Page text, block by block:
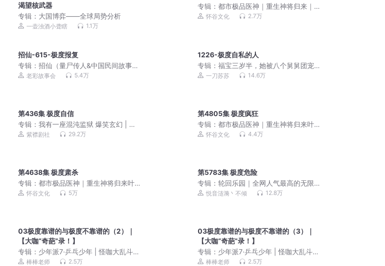
渴望核武器
专辑： 大国博弈——全球局势分析
一壶浊酒小聋瞎 1.1万
专辑：都市极品医神｜重生神将归来｜
叶辰夏若雪｜VIP免费
怀谷文化 2.7万
招仙-615-极度报复
专辑：招仙（量尸传人&中国民间故事&
鬼故事）老彩力作
老彩故事会 5.4万
1226-极度自私的人
专辑：福宝三岁半，她被八个舅舅团宠
了 | 爆笑都市悬疑风水文丨粟宝 | 一刀苏
一刀苏苏 14.6万
第436集 极度自信
专辑：我有一座混沌监狱 爆笑玄幻 | 紫
襟剧社出品
紫襟剧社 29.2万
第4805集 极度疯狂
专辑：都市极品医神｜重生神将归来叶
辰夏若雪
怀谷文化 4.4万
第4638集 极度肃杀
专辑：都市极品医神｜重生神将归来叶
辰夏若雪
怀谷文化 5万
第5783集 极度危险
专辑：轮回乐园｜全网人气最高的无限
流 悦音涟漪丶不倾 12.8万
03极度靠谱的与极度不靠谱的（2）｜
【大咖“奇葩”录！】
专辑： 少年派7·乒乓少年 | 怪咖大乱斗
（番外篇2）
棒棒老师 2.5万
03极度靠谱的与极度不靠谱的（3）｜
【大咖“奇葩”录！】
专辑： 少年派7·乒乓少年 | 怪咖大乱斗
（番外篇2）
棒棒老师 2.5万